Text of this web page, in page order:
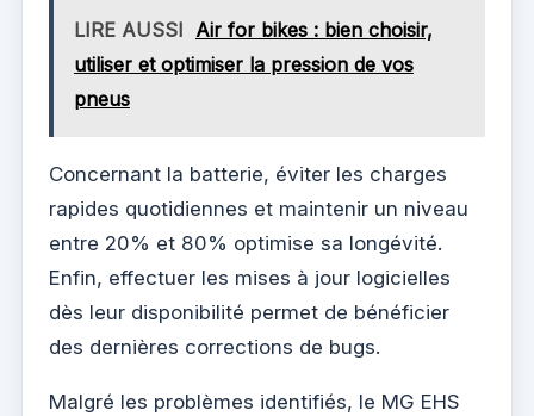
LIRE AUSSI Air for bikes : bien choisir,
utiliser et optimiser la pression de vos
pneus
Concernant la batterie, éviter les charges
rapides quotidiennes et maintenir un niveau
entre 20% et 80% optimise sa longévité.
Enfin, effectuer les mises à jour logicielles
dès leur disponibilité permet de bénéficier
des dernières corrections de bugs.
Malgré les problèmes identifiés, le MG EHS